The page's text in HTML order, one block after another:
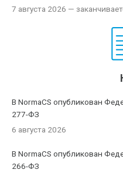
7 августа 2026 —
В NormaCS опубликован
277-ФЗ
6 августа 2026
В NormaCS опубликован
266-ФЗ